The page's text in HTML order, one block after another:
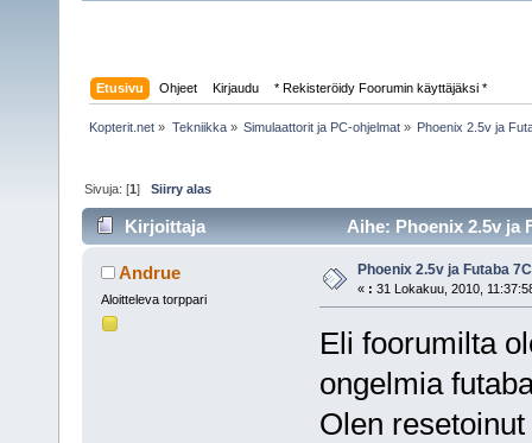
Etusivu Ohjeet Kirjaudu * Rekisteröidy Foorumin käyttäjäksi *
Kopterit.net » Tekniikka» Simulaattorit ja PC-ohjelmat» Phoenix 2.5v ja
Sivuja: [1]Siirry alas
Kirjoittaja Aihe: Phoenix 2.5v ja
Andrue
Aloitteleva torppari
Phoenix 2.5v ja Futaba
« : 31 Lokakuu, 2010,
Eli foorumilta
ongelmia
Olen